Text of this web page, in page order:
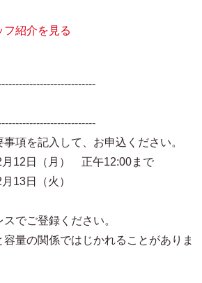
フ紹介を見る
項を記入して、お申込ください。
月12日（月） 正午12:00まで
13日（火）
でご登録ください。
量の関係ではじかれることがありま